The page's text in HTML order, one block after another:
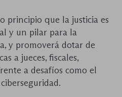
principio que la justicia es
y un pilar para la
y promoverá dotar de
a jueces, fiscales,
a desafíos como el